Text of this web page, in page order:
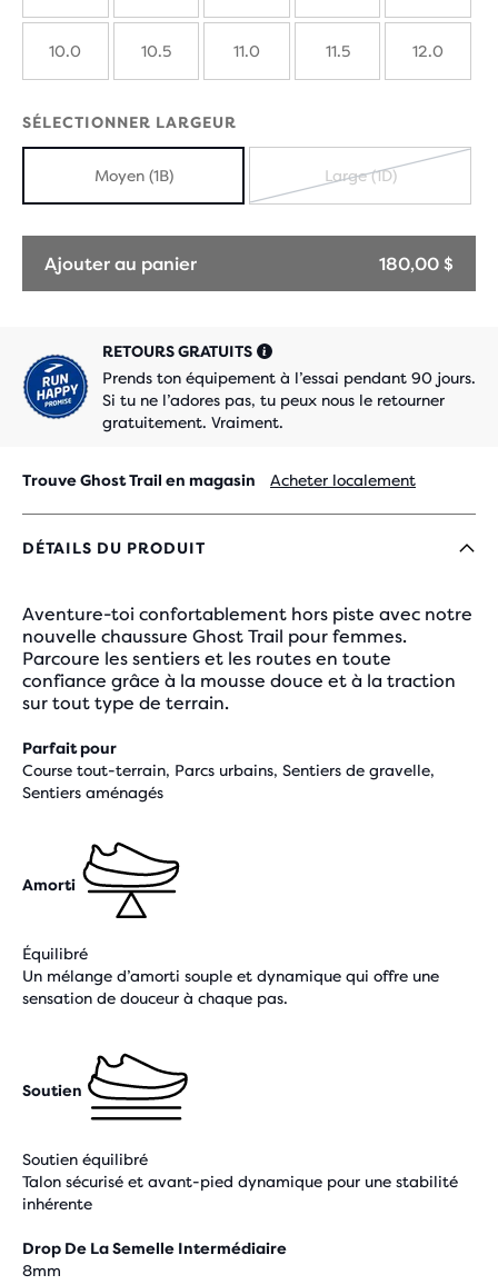
10.0 10.5 11.0 11.5 12.0
SÉLECTIONNER LARGEUR
Moyen (1B) Large (1D)
Ajouter au panier 180,00 $
RETOURS GRATUITS
Prends ton équipement à l’essai pendant 90 jours.
Si tu ne l’adores pas, tu peux nous le retourner
gratuitement. Vraiment.
Trouve Ghost Trail en magasin Acheter localement
DÉTAILS DU PRODUIT
Aventure-toi confortablement hors piste avec notre
nouvelle chaussure Ghost Trail pour femmes.
Parcoure les sentiers et les routes en toute
confiance grâce à la mousse douce et à la traction
sur tout type de terrain.
Parfait pour
Course tout-terrain, Parcs urbains, Sentiers de gravelle,
Sentiers aménagés
Amorti
Équilibré
Un mélange d’amorti souple et dynamique qui offre une
sensation de douceur à chaque pas.
Soutien
Soutien équilibré
Talon sécurisé et avant-pied dynamique pour une stabilité
inhérente
Drop De La Semelle Intermédiaire
8mm